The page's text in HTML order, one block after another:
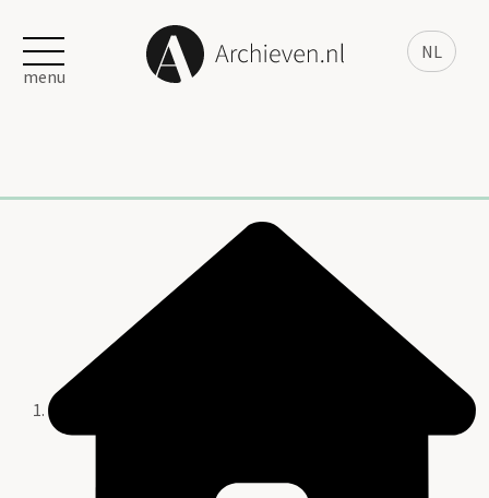
NL
menu